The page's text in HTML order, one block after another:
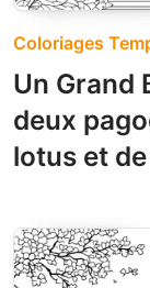
Coloriages
Un Grand
deux
lotus et